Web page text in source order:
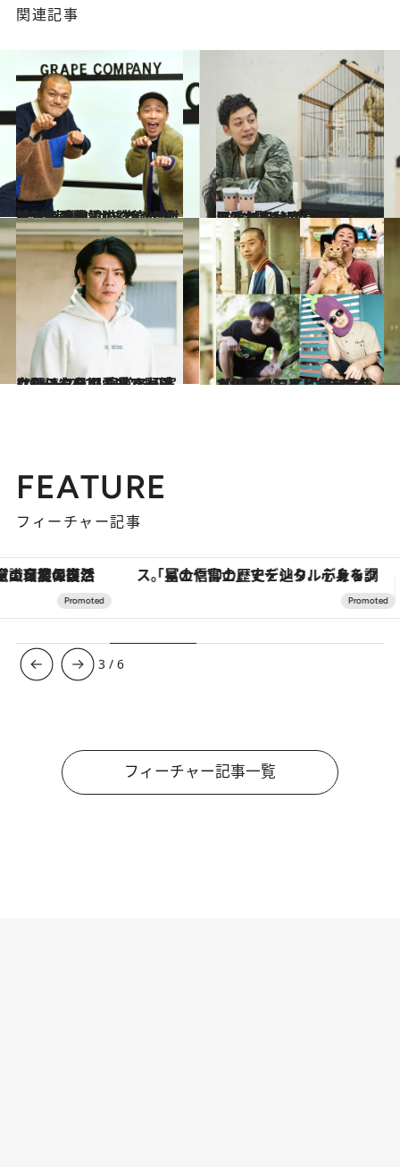
関連記事
2022.3.29
ペット連載初の“コンビ対談”が実現！ カミナリたくみ＆まなぶの 笑いの絶えない愛犬愛猫談義【前篇】
カルチャー 2021.12.27
まさか自分が“文鳥芸人”になるとは！ とろサーモン村田、文鳥ヨーコを溺愛 「1カ月の我慢やと思ってたけど…」
カルチャー
2021.5.5
はむはむを溺愛する野田クリスタルの 日常と切実な願い“1日でも長く一緒に” ーー2020 BEST5
カルチャー 2022.1.29
【人気インタビューを総ざらい！】 この子はあなたにとってどんな存在？ 人気芸人11人に聞いた、ペットのこと
カルチャー
FEATURE
フィーチャー記事
「星のや富士」でデジタルデトックス。冨士信仰の歴史を辿り、心身を調える。
3 /6
フィーチャー記事一覧